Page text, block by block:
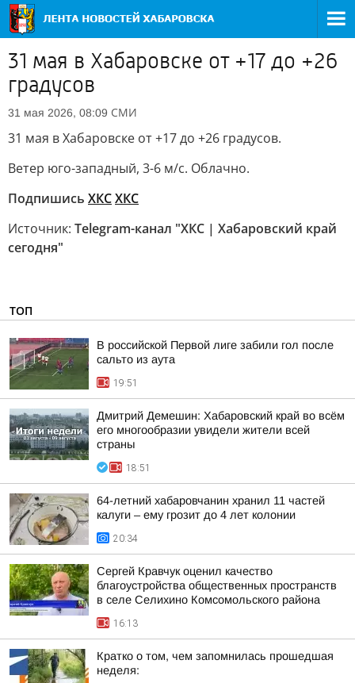
31 мая в Хабаровске от +17 до +26
градусов
31 мая 2026, 08:09 СМИ
31 мая в Хабаровске от +17 до +26 градусов.
Ветер юго-западный, 3-6 м/с. Облачно.
Подпишись ХКСХКС
Источник: Telegram-канал "ХКС | Хабаровский край
сегодня"
ТОП
В российской Первой лиге забили гол после
сальто из аута
19:51
Дмитрий Демешин: Хабаровский край во всём
его многообразии увидели жители всей
страны
18:51
64-летний хабаровчанин хранил 11 частей
калуги – ему грозит до 4 лет колонии
20:34
Сергей Кравчук оценил качество
благоустройства общественных пространств
в селе Селихино Комсомольского района
16:13
Кратко о том, чем запомнилась прошедшая
неделя: